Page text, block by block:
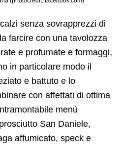
senza sovrapprezzi di
farcire con una tavolozza
e profumate e formaggi,
in particolare modo il
e battuto e lo
con affettati di ottima
menù
San Daniele,
affumicato, speck e